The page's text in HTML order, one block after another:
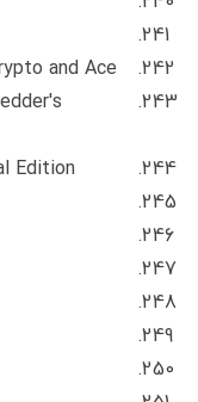
and Ace
Edition